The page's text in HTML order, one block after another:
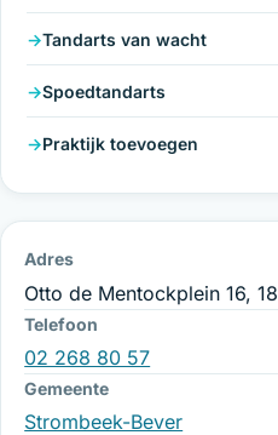
Tandarts van wacht
Spoedtandarts
Praktijk toevoegen
Adres
Otto de Mentockplein 16,
Telefoon
02 268 80 57
Gemeente
Strombeek-Bever